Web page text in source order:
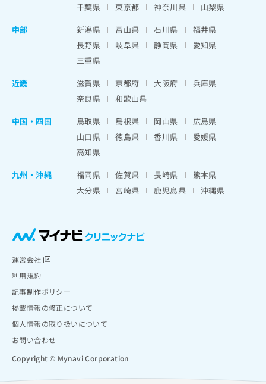
千葉県
東京都 神奈川県
山梨県
中部
新潟県 富山県 石川県
福井県
長野県
岐阜県 静岡県
愛知県
三重県
近畿
滋賀県 京都府 大阪府
兵庫県
奈良県
和歌山県
中国・四国
鳥取県 島根県 岡山県
広島県
山口県
徳島県 香川県
愛媛県
高知県
九州・沖縄
福岡県 佐賀県 長崎県
熊本県
大分県
宮崎県 鹿児島県 沖縄県
運営会社
利用規約
記事制作ポリシー
掲載情報の修正について
個人情報の取り扱いについて
お問い合わせ
Copyright © Mynavi Corporation